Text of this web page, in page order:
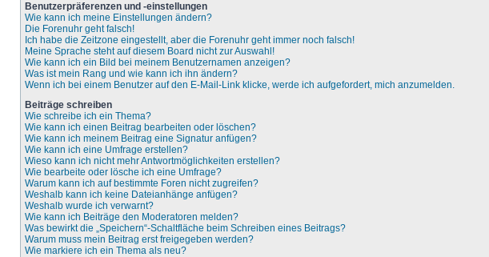
Benutzerpräferenzen und -einstellungen
Wie kann ich meine Einstellungen ändern?
Die Forenuhr geht falsch!
Ich habe die Zeitzone eingestellt, aber die Forenuhr geht immer noch falsch!
Meine Sprache steht auf diesem Board nicht zur Auswahl!
Wie kann ich ein Bild bei meinem Benutzernamen anzeigen?
Was ist mein Rang und wie kann ich ihn ändern?
Wenn ich bei einem Benutzer auf den E-Mail-Link klicke, werde ich aufgefordert, mich anzumelden.
Beiträge schreiben
Wie schreibe ich ein Thema?
Wie kann ich einen Beitrag bearbeiten oder löschen?
Wie kann ich meinem Beitrag eine Signatur anfügen?
Wie kann ich eine Umfrage erstellen?
Wieso kann ich nicht mehr Antwortmöglichkeiten erstellen?
Wie bearbeite oder lösche ich eine Umfrage?
Warum kann ich auf bestimmte Foren nicht zugreifen?
Weshalb kann ich keine Dateianhänge anfügen?
Weshalb wurde ich verwarnt?
Wie kann ich Beiträge den Moderatoren melden?
Was bewirkt die „Speichern“-Schaltfläche beim Schreiben eines Beitrags?
Warum muss mein Beitrag erst freigegeben werden?
Wie markiere ich ein Thema als neu?